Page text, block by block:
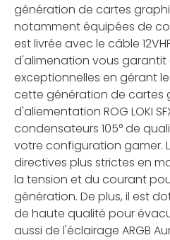
génération de cartes
notamment équipées de
est livrée avec le câble
d'alimenation vous
exceptionnelles en gérant
cette génération de cartes
d'aliementation ROG LOKI
condensateurs 105° de
votre configuration gamer.
directives plus strictes en
la tension et du courant
génération. De plus, il est
de haute qualité pour
aussi de l'éclairage ARGB